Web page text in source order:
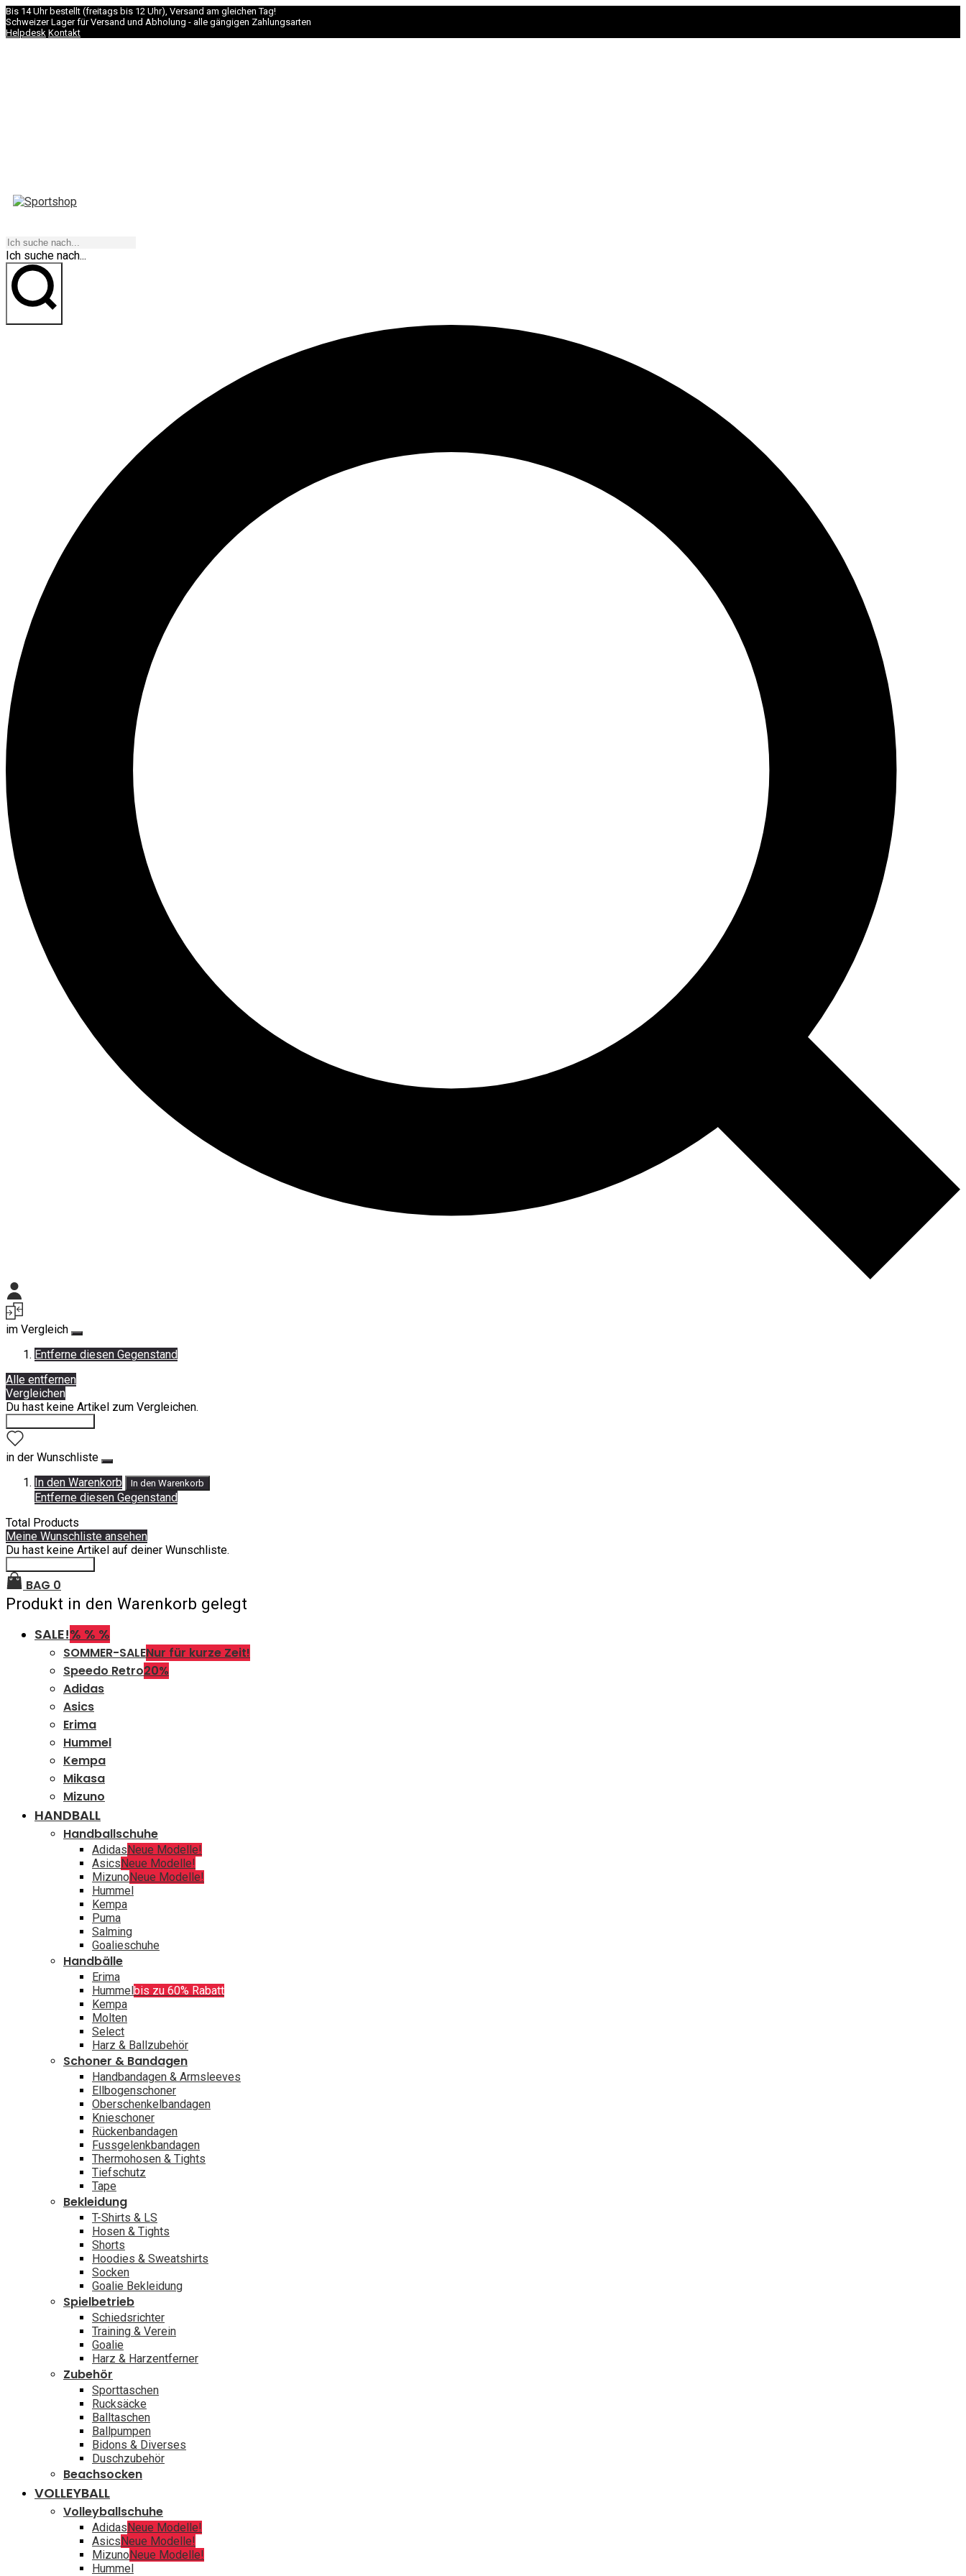
Bis 14 Uhr bestellt (freitags bis 12 Uhr), Versand am gleichen Tag!
Schweizer Lager für Versand und Abholung - alle gängigen Zahlungsarten
Helpdesk Kontakt
Ich suche nach...
im Vergleich
Entferne diesen Gegenstand
Alle entfernen
Vergleichen
Du hast keine Artikel zum Vergleichen.
in der Wunschliste
In den Warenkorb
In den Warenkorb
Entferne diesen Gegenstand
Total Products
Meine Wunschliste ansehen
Du hast keine Artikel auf deiner Wunschliste.
BAG 0
Produkt in den Warenkorb gelegt
SALE!% % %
SOMMER-SALENur für kurze Zeit!
Speedo Retro20%
Adidas
Asics
Erima
Hummel
Kempa
Mikasa
Mizuno
HANDBALL
Handballschuhe
AdidasNeue Modelle!
AsicsNeue Modelle!
MizunoNeue Modelle!
Hummel
Kempa
Puma
Salming
Goalieschuhe
Handbälle
Erima
Hummelbis zu 60% Rabatt
Kempa
Molten
Select
Harz & Ballzubehör
Schoner & Bandagen
Handbandagen & Armsleeves
Ellbogenschoner
Oberschenkelbandagen
Knieschoner
Rückenbandagen
Fussgelenkbandagen
Thermohosen & Tights
Tiefschutz
Tape
Bekleidung
T-Shirts & LS
Hosen & Tights
Shorts
Hoodies & Sweatshirts
Socken
Goalie Bekleidung
Spielbetrieb
Schiedsrichter
Training & Verein
Goalie
Harz & Harzentferner
Zubehör
Sporttaschen
Rucksäcke
Balltaschen
Ballpumpen
Bidons & Diverses
Duschzubehör
Beachsocken
VOLLEYBALL
Volleyballschuhe
AdidasNeue Modelle!
AsicsNeue Modelle!
MizunoNeue Modelle!
Hummel